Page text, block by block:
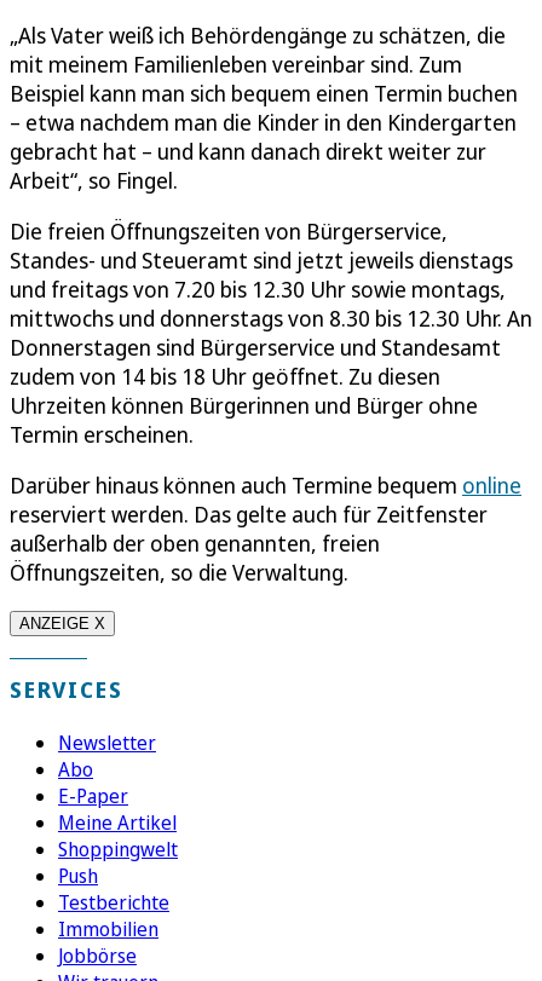
„Als Vater weiß ich Behördengänge zu schätzen, die
mit meinem Familienleben vereinbar sind. Zum
Beispiel kann man sich bequem einen Termin buchen
– etwa nachdem man die Kinder in den Kindergarten
gebracht hat – und kann danach direkt weiter zur
Arbeit“, so Fingel.
Die freien Öffnungszeiten von Bürgerservice,
Standes- und Steueramt sind jetzt jeweils dienstags
und freitags von 7.20 bis 12.30 Uhr sowie montags,
mittwochs und donnerstags von 8.30 bis 12.30 Uhr. An
Donnerstagen sind Bürgerservice und Standesamt
zudem von 14 bis 18 Uhr geöffnet. Zu diesen
Uhrzeiten können Bürgerinnen und Bürger ohne
Termin erscheinen.
Darüber hinaus können auch Termine bequem online
reserviert werden. Das gelte auch für Zeitfenster
außerhalb der oben genannten, freien
Öffnungszeiten, so die Verwaltung.
ANZEIGE X
SERVICES
Newsletter
Abo
E-Paper
Meine Artikel
Shoppingwelt
Push
Testberichte
Immobilien
Jobbörse